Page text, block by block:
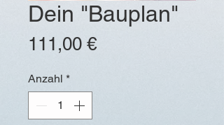
Dein "Bauplan"
111,00 €Preis
Anzahl *